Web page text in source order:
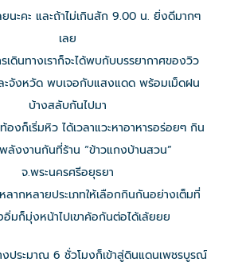
ยนะคะ และถ้าไม่เกินสัก 9.00 น. ยิ่งดีมากๆ
เลย
เดินทางเราก็จะได้พบกับบรรยากาศของวิว
ะจังหวัด พบเจอกับแสงแดด พร้อมเม็ดฝน
บ้างสลับกันไปมา
งก็เริ่มหิว ได้เวลาแวะหาอาหารอร่อยๆ กิน
ลังงานกันที่ร้าน “ข้าวแกงบ้านสวน”
จ.พระนครศรีอยุธยา
ากหลายประเภทให้เลือกกินกันอย่างเต็มที่
มก็มุ่งหน้าไปเขาค้อกันต่อได้เล้ยยย
างประมาณ 6 ชั่วโมงก็เข้าสู่ดินแดนเพชรบูรณ์